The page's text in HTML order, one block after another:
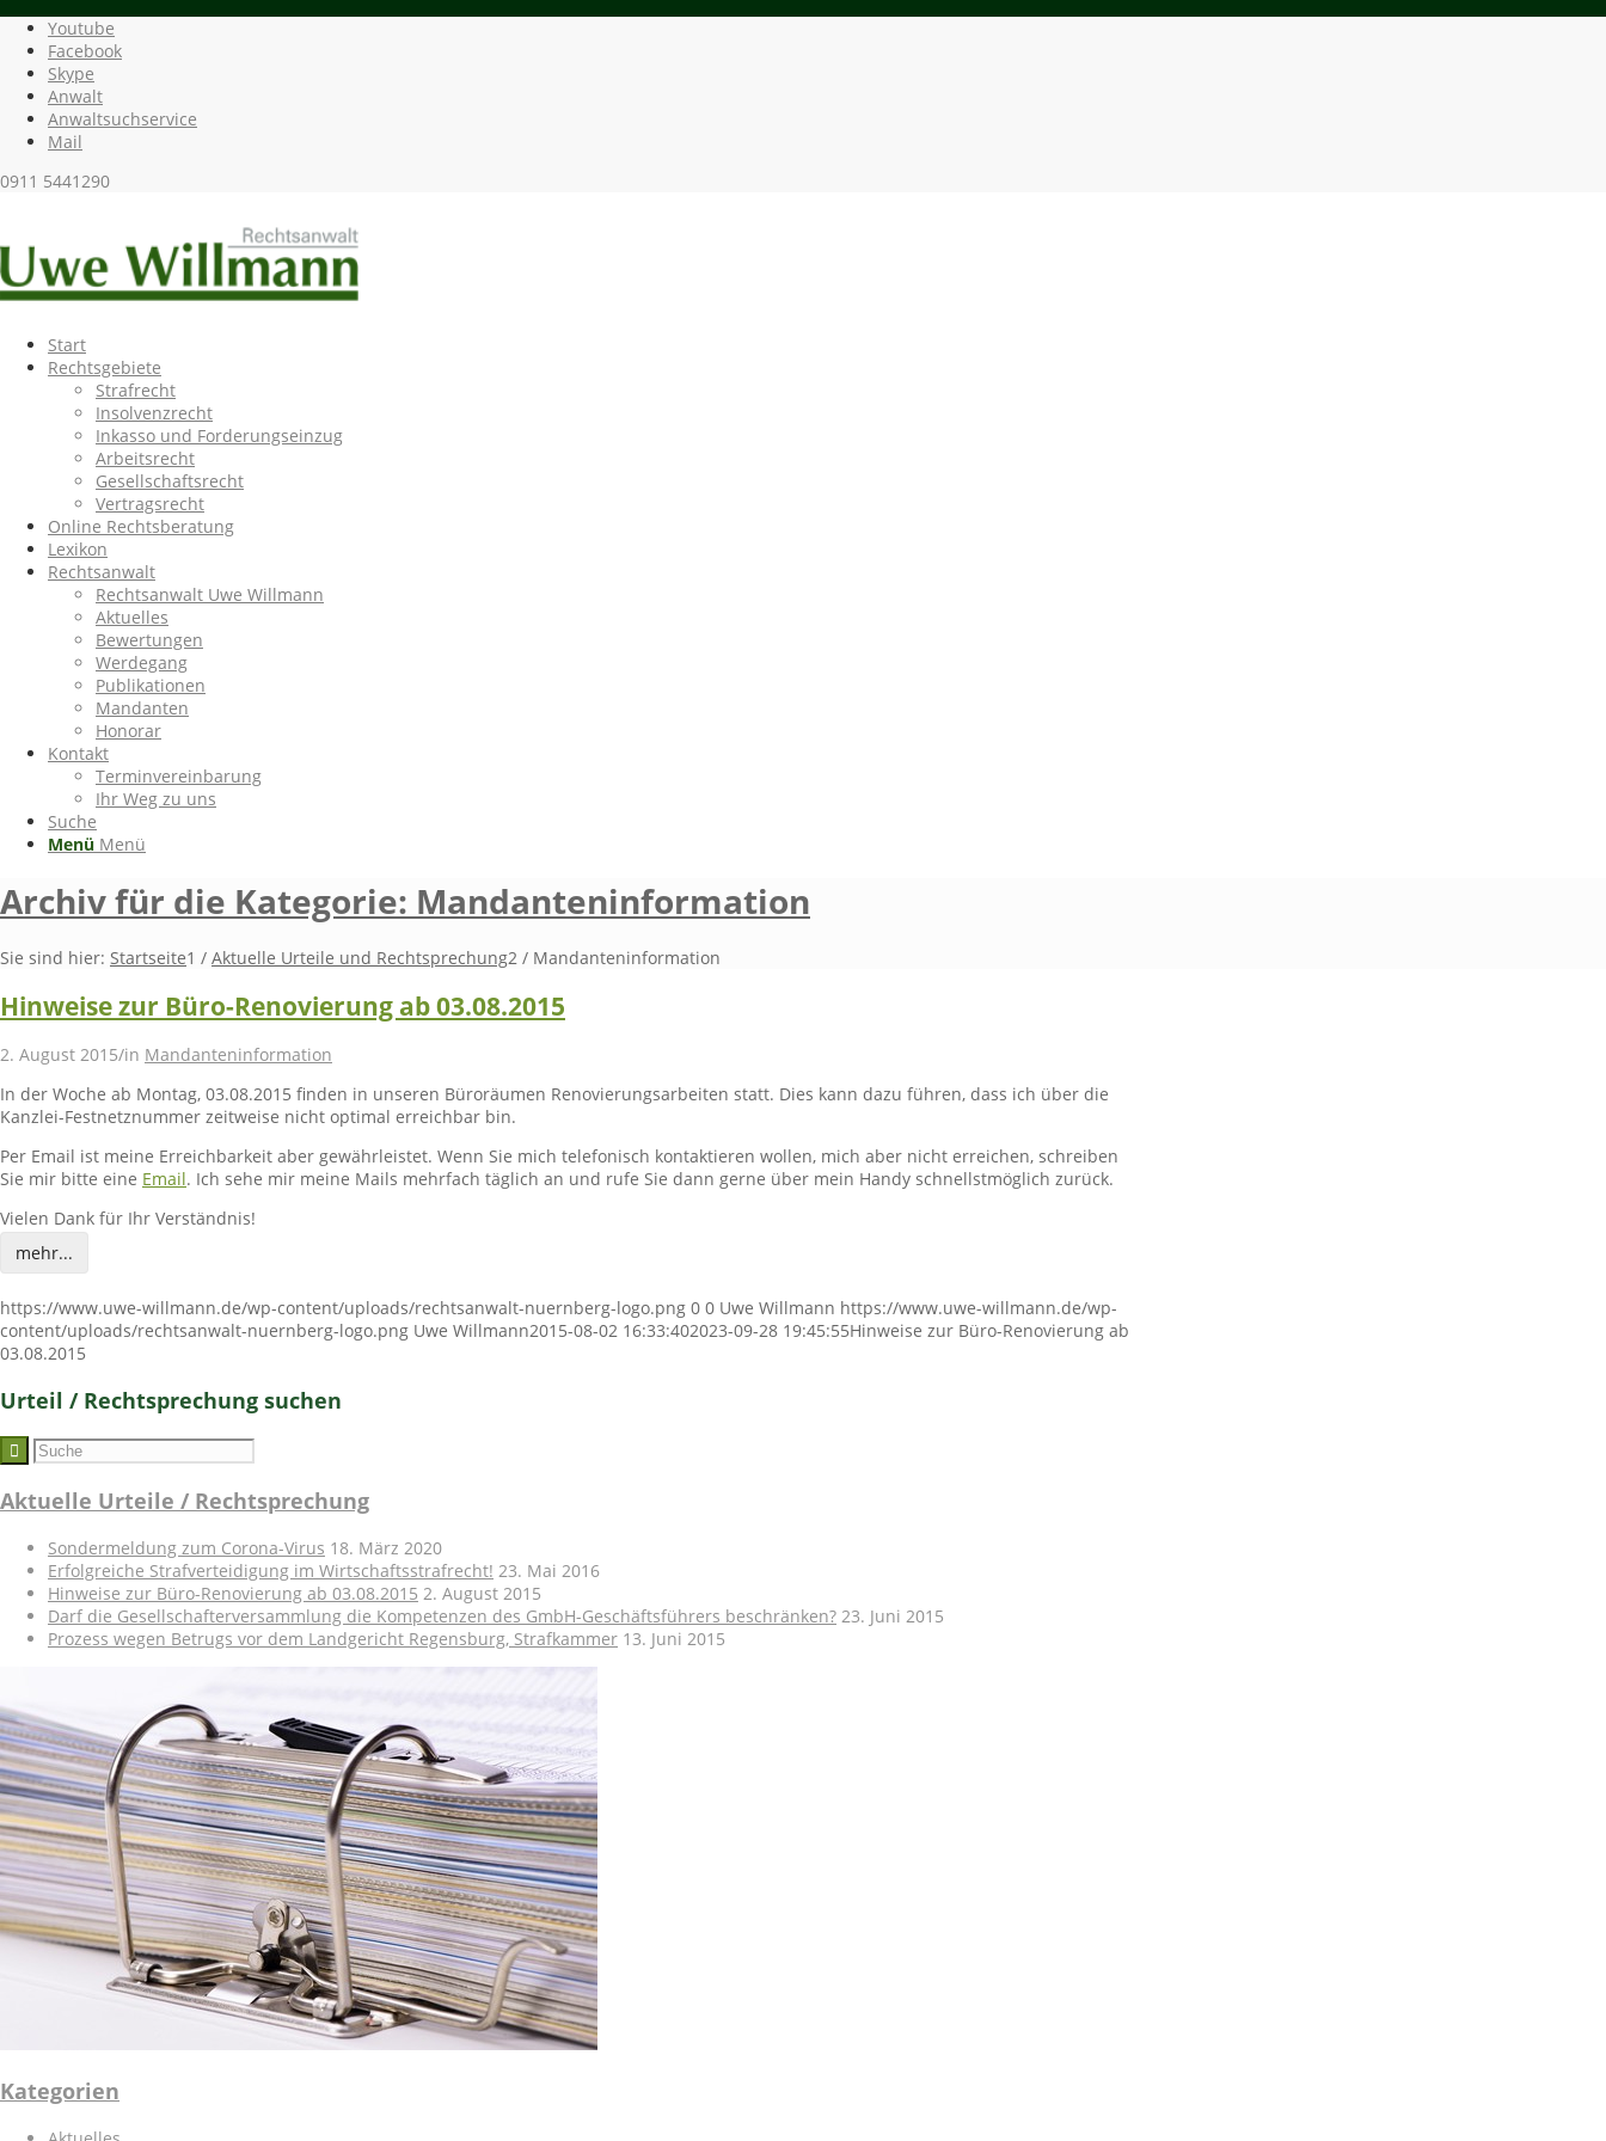
Youtube
Facebook
Skype
Anwalt
Anwaltsuchservice
Mail
0911 5441290
Start
Rechtsgebiete
Strafrecht
Insolvenzrecht
Inkasso und Forderungseinzug
Arbeitsrecht
Gesellschaftsrecht
Vertragsrecht
Online Rechtsberatung
Lexikon
Rechtsanwalt
Rechtsanwalt Uwe Willmann
Aktuelles
Bewertungen
Werdegang
Publikationen
Mandanten
Honorar
Kontakt
Terminvereinbarung
Ihr Weg zu uns
Suche
Menü Menü
Archiv für die Kategorie: Mandanteninformation
Sie sind hier: Startseite1 / Aktuelle Urteile und Rechtsprechung2 / Mandanteninformation
Hinweise zur Büro-Renovierung ab 03.08.2015
2. August 2015/in Mandanteninformation
In der Woche ab Montag, 03.08.2015 finden in unseren Büroräumen Renovierungsarbeiten statt. Dies kann dazu führen, dass ich über die
Kanzlei-Festnetznummer zeitweise nicht optimal erreichbar bin.
Per Email ist meine Erreichbarkeit aber gewährleistet. Wenn Sie mich telefonisch kontaktieren wollen, mich aber nicht erreichen, schreiben
Sie mir bitte eine Email. Ich sehe mir meine Mails mehrfach täglich an und rufe Sie dann gerne über mein Handy schnellstmöglich zurück.
Vielen Dank für Ihr Verständnis!
mehr...
https://www.uwe-willmann.de/wp-content/uploads/rechtsanwalt-nuernberg-logo.png 0 0 Uwe Willmann https://www.uwe-willmann.de/wp-
content/uploads/rechtsanwalt-nuernberg-logo.png Uwe Willmann2015-08-02 16:33:402023-09-28 19:45:55Hinweise zur Büro-Renovierung ab
03.08.2015
Urteil / Rechtsprechung suchen
Aktuelle Urteile / Rechtsprechung
Sondermeldung zum Corona-Virus 18. März 2020
Erfolgreiche Strafverteidigung im Wirtschaftsstrafrecht! 23. Mai 2016
Hinweise zur Büro-Renovierung ab 03.08.2015 2. August 2015
Darf die Gesellschafterversammlung die Kompetenzen des GmbH-Geschäftsführers beschränken? 23. Juni 2015
Prozess wegen Betrugs vor dem Landgericht Regensburg, Strafkammer 13. Juni 2015
Kategorien